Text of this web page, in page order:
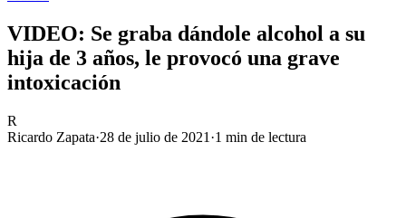
VIDEO: Se graba dándole alcohol a su
hija de 3 años, le provocó una grave
intoxicación
R
Ricardo Zapata·28 de julio de 2021 ·1 min de lectura